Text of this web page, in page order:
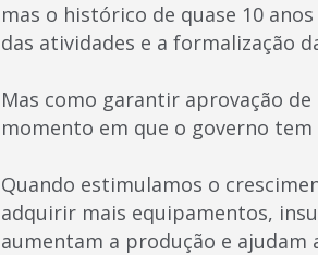
mas o histórico de quase 10
das atividades e a formalização
Mas como garantir aprovação
momento em que o governo
Quando estimulamos o
adquirir mais equipamentos,
aumentam a produção e ajudam